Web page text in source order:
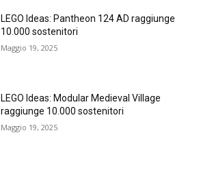
LEGO Ideas: Pantheon 124 AD raggiunge
10.000 sostenitori
Maggio 19, 2025
LEGO Ideas: Modular Medieval Village
raggiunge 10.000 sostenitori
Maggio 19, 2025